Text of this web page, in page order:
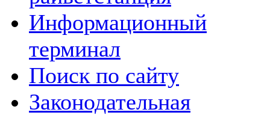
Информационный
терминал
Поиск по сайту
Законодательная